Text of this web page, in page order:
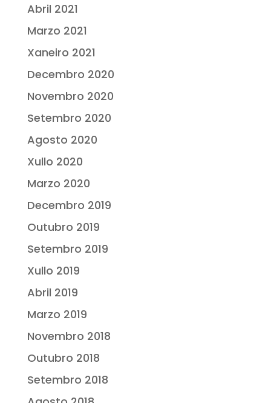
Abril 2021
Marzo 2021
Xaneiro 2021
Decembro 2020
Novembro 2020
Setembro 2020
Agosto 2020
Xullo 2020
Marzo 2020
Decembro 2019
Outubro 2019
Setembro 2019
Xullo 2019
Abril 2019
Marzo 2019
Novembro 2018
Outubro 2018
Setembro 2018